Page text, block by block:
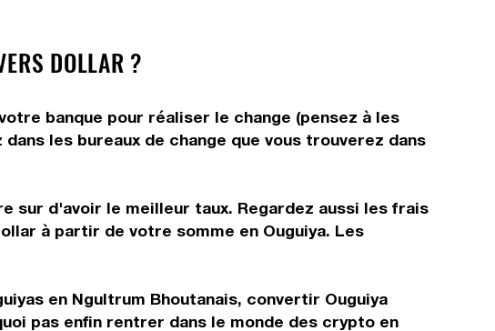
DOLLAR ?
banque pour réaliser le change (pensez à les
les bureaux de change que vous trouverez dans
sur d'avoir le meilleur taux. Regardez aussi les frais
à partir de votre somme en Ouguiya. Les
en Ngultrum Bhoutanais, convertir Ouguiya
pas enfin rentrer dans le monde des crypto en